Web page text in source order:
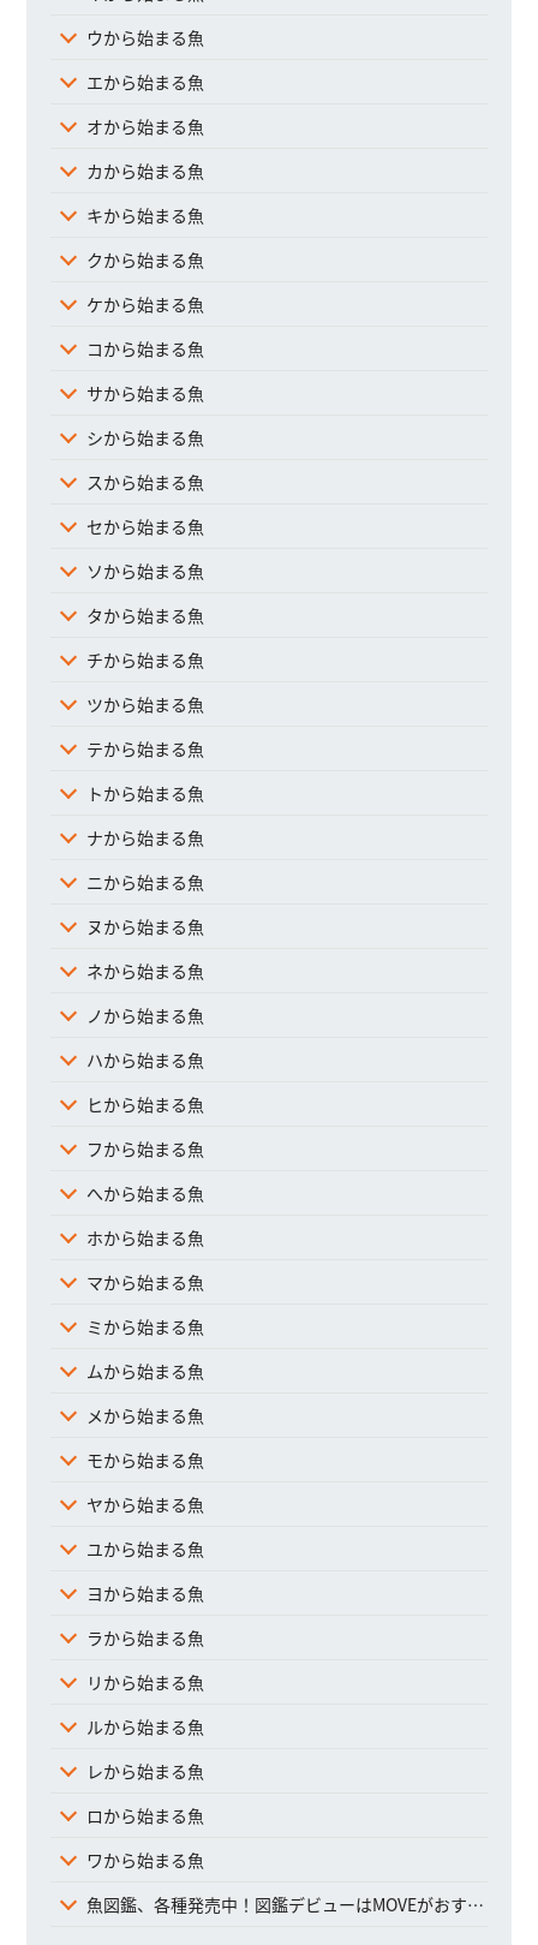
ウから始まる魚
エから始まる魚
オから始まる魚
カから始まる魚
キから始まる魚
クから始まる魚
ケから始まる魚
コから始まる魚
サから始まる魚
シから始まる魚
スから始まる魚
セから始まる魚
ソから始まる魚
タから始まる魚
チから始まる魚
ツから始まる魚
テから始まる魚
トから始まる魚
ナから始まる魚
ニから始まる魚
ヌから始まる魚
ネから始まる魚
ノから始まる魚
ハから始まる魚
ヒから始まる魚
フから始まる魚
へから始まる魚
ホから始まる魚
マから始まる魚
ミから始まる魚
ムから始まる魚
メから始まる魚
モから始まる魚
ヤから始まる魚
ユから始まる魚
ヨから始まる魚
ラから始まる魚
リから始まる魚
ルから始まる魚
レから始まる魚
ロから始まる魚
ワから始まる魚
魚図鑑、各種発売中！図鑑デビューはMOVEがおすすめ！